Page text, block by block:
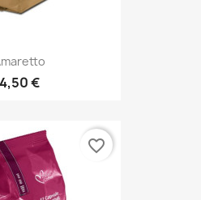
4,50 €
favorite_border